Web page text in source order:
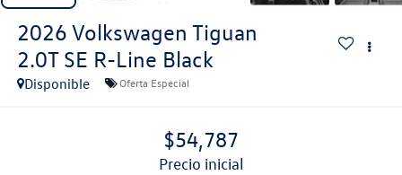
2026 Volkswagen Tiguan
2.0T SE R-Line Black
Disponible Oferta Especial
$54,787
precio inicial